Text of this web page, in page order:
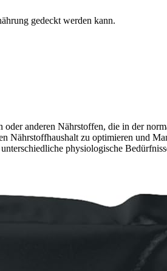
gedeckt werden kann.
anderen Nährstoffen, die in der
zu optimieren und
physiologische